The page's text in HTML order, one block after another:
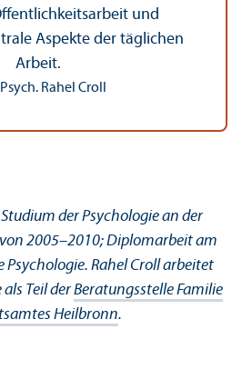
und
Aspekte der täglichen
Arbeit.
Rahel Croll
der Psychologie an der
2005–2010; Diplomarbeit am
Rahel Croll arbeitet
Teil derBeratungs­stelle Familie
Heilbronn.